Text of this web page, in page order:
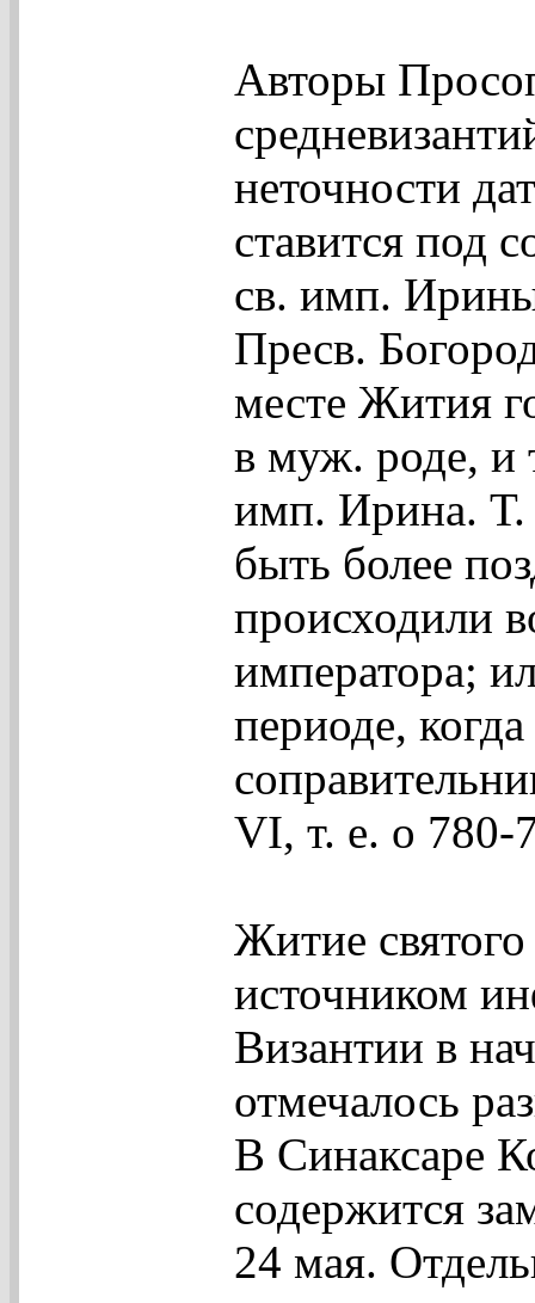
Авторы
неточности
ставится под
св. имп.
Пресв.
месте Жития
в муж. роде, и
имп. Ирина.
быть более
происходили
императора;
периоде,
VI, т. е. о 780-
Житие
источником
Византии в
отмечалось
В Синаксаре
содержится
24 мая.